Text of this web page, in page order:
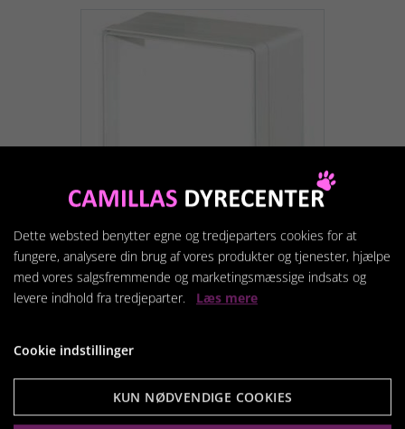
Wall liner - indsats til
Vis produkt
Dette websted benytter egne og tredjeparters cookies for at
fungere, analysere din brug af vores produkter og tjenester, hjælpe
med vores salgsfremmende og marketingsmæssige indsats og
levere indhold fra tredjeparter. Læs mere
Cookie indstillinger
KUN NØDVENDIGE COOKIES